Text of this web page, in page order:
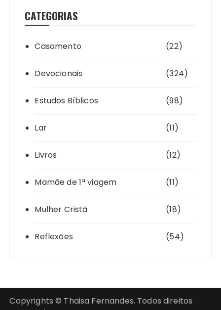
CATEGORIAS
Casamento (22)
Devocionais (324)
Estudos Bíblicos (98)
Lar (11)
Livros (12)
Mamãe de 1ª viagem (11)
Mulher Cristã (18)
Reflexões (54)
Copyrights © Thaisa Fernandes. Todos direitos